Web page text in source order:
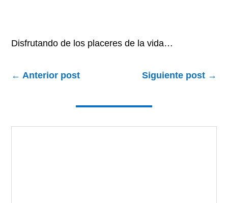
Disfrutando de los placeres de la vida…
←Anterior post Siguiente post→